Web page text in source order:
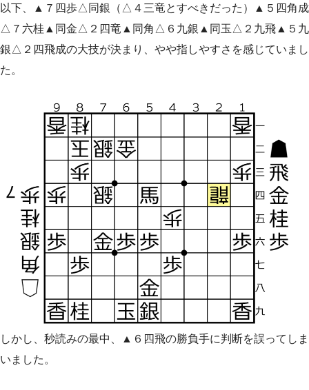
以下、▲７四歩△同銀（△４三竜とすべきだった）▲５四角成
△７六桂▲同金△２四竜▲同角△６九銀▲同玉△２九飛▲５九
銀△２四飛成の大技が決まり、やや指しやすさを感じていまし
た。
しかし、秒読みの最中、▲６四飛の勝負手に判断を誤ってしま
いました。